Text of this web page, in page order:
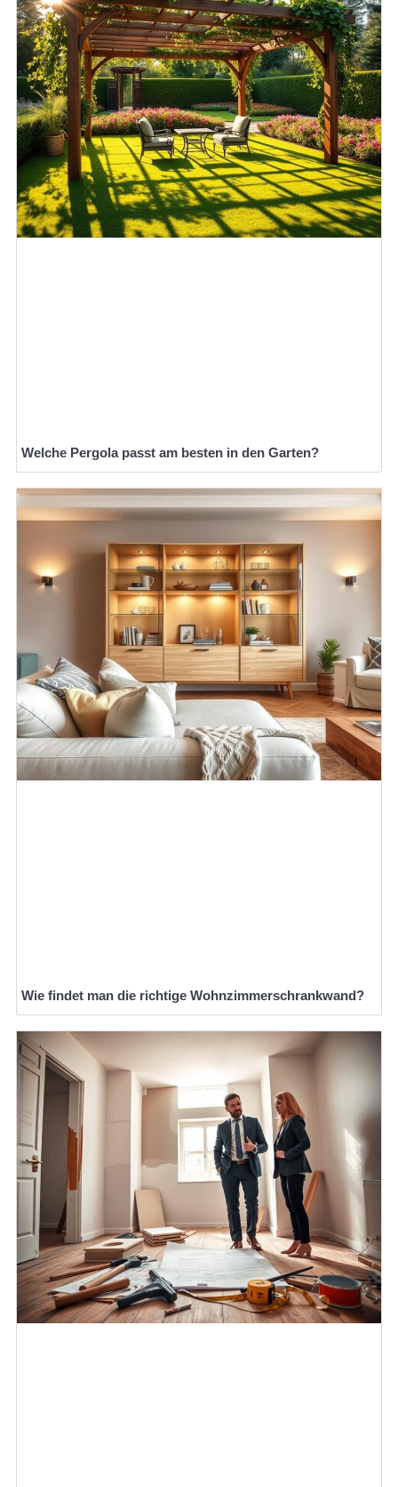
Welche Pergola passt am besten in den Garten?
Wie findet man die richtige Wohnzimmerschrankwand?